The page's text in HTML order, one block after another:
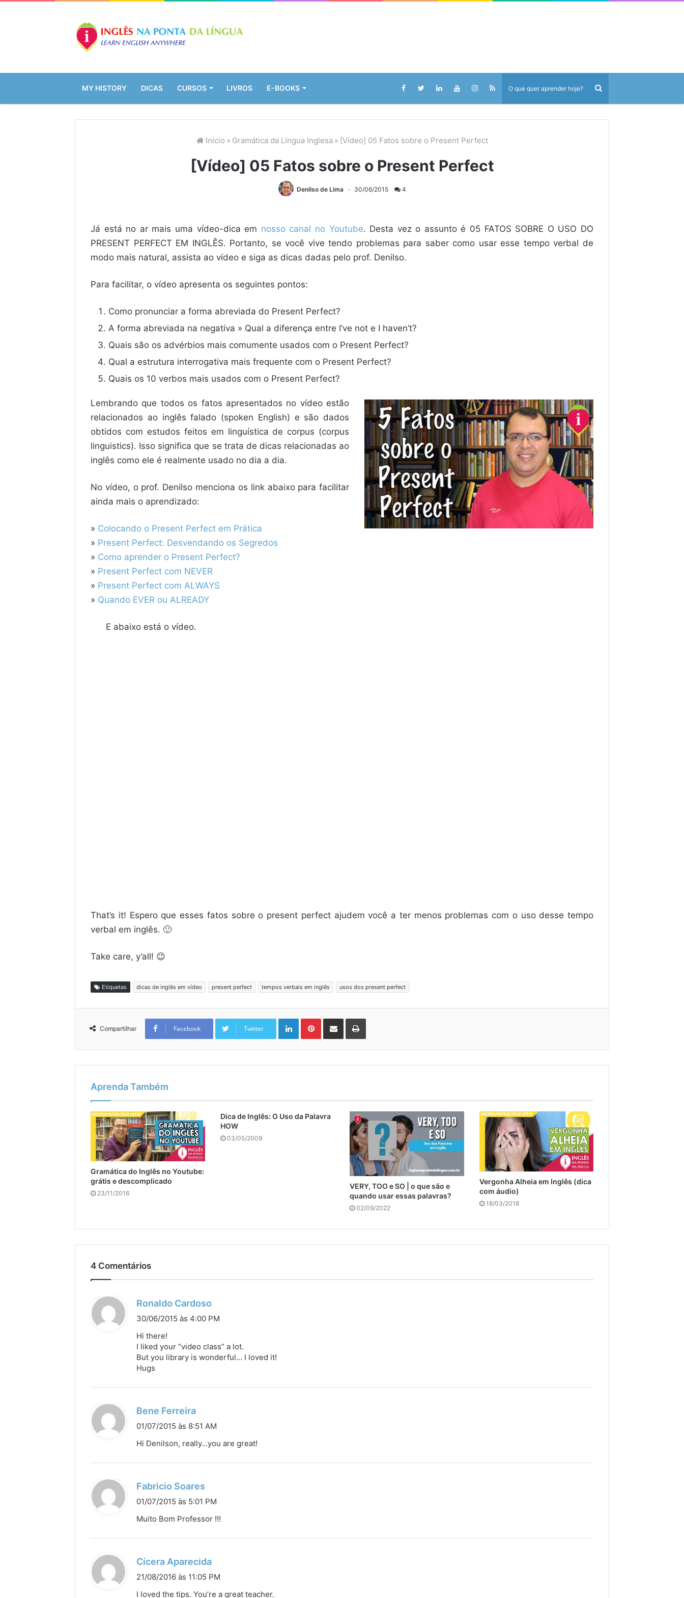
MY HISTORY DICAS CURSOS LIVROS E-BOOKS
Início » Gramática da Língua Inglesa » [Vídeo] 05 Fatos sobre o Present Perfect
[Vídeo] 05 Fatos sobre o Present Perfect
Denilso de Lima 30/06/2015 4
Já está no ar mais uma vídeo-dica em nosso canal no Youtube. Desta vez o assunto é 05 FATOS SOBRE O USO DO
PRESENT PERFECT EM INGLÊS. Portanto, se você vive tendo problemas para saber como usar esse tempo verbal de
modo mais natural, assista ao vídeo e siga as dicas dadas pelo prof. Denilso.
Para facilitar, o vídeo apresenta os seguintes pontos:
Como pronunciar a forma abreviada do Present Perfect?
A forma abreviada na negativa » Qual a diferença entre I’ve not e I haven’t?
Quais são os advérbios mais comumente usados com o Present Perfect?
Qual a estrutura interrogativa mais frequente com o Present Perfect?
Quais os 10 verbos mais usados com o Present Perfect?
Lembrando que todos os fatos apresentados no vídeo estão
relacionados ao inglês falado (spoken English) e são dados
obtidos com estudos feitos em linguística de corpus (corpus
linguistics). Isso significa que se trata de dicas relacionadas ao
inglês como ele é realmente usado no dia a dia.
No vídeo, o prof. Denilso menciona os link abaixo para facilitar
ainda mais o aprendizado:
» Colocando o Present Perfect em Prática
» Present Perfect: Desvendando os Segredos
» Como aprender o Present Perfect?
» Present Perfect com NEVER
» Present Perfect com ALWAYS
» Quando EVER ou ALREADY
E abaixo está o vídeo.
That’s it! Espero que esses fatos sobre o present perfect ajudem você a ter menos problemas com o uso desse tempo
verbal em inglês. 🙂
Take care, y’all! 😉
Etiquetas dicas de inglês em vídeo present perfect tempos verbais em inglês usos dos present perfect
Compartilhar Facebook Twitter
LinkedinPinterest
Compartilhar via e-mail Imprimir
Aprenda Também
Gramática do Inglês no Youtube:
grátis e descomplicado
23/11/2016
Dica de Inglês: O Uso da Palavra
HOW
03/05/2009
VERY, TOO e SO | o que são e
quando usar essas palavras?
02/09/2022
Vergonha Alheia em Inglês (dica
com áudio)
18/03/2018
4 Comentários
Ronaldo Cardoso
i
s
e
30/06/2015 às 4:00 PM
Hi there!
I liked your “video class” a lot.
But you library is wonderful… I loved it!
Hugs
Bene Ferreira
i
s
e
01/07/2015 às 8:51 AM
Hi Denilson, really…you are great!
Fabricio Soares
i
e
01/07/2015 às 5:01 PM
Muito Bom Professor !!!
Cícera Aparecida
i
21/08/2016 às 11:05 PM
I loved the tips. You’re a great teacher.